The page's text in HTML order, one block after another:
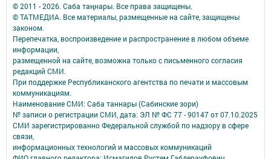
© 2011 - 2026. Саба таңнары. Все права защищены.
© ТАТМЕДИА. Все материалы, размещенные на сайте, защищены
законом.
Перепечатка, воспроизведение и распространение в любом объеме
информации,
размещенной на сайте, возможна только с письменного согласия
редакций СМИ.
При поддержке Республиканского агентства по печати и массовым
коммуникациям.
Наименование СМИ: Саба таннары (Сабинские зори)
№ записи о регистрации СМИ, дата: ЭЛ № ФС 77 - 90147 от 07.10.2025
СМИ зарегистрированно Федеральной службой по надзору в сфере
связи,
информационных технологий и массовых коммуникаций